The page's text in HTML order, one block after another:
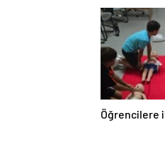
Öğrencilere